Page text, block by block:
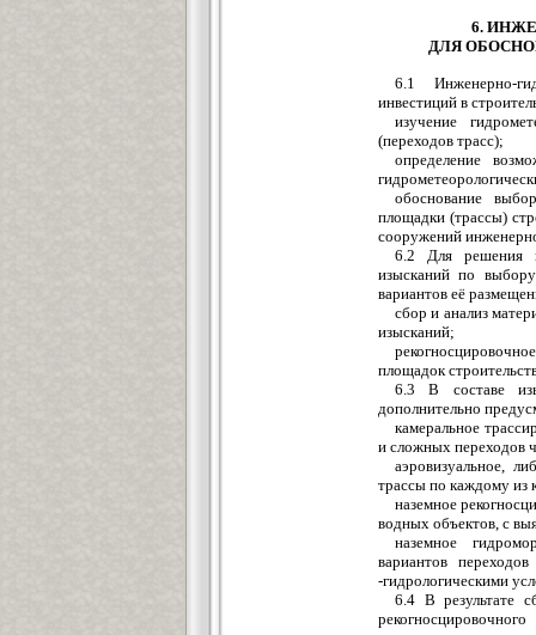
6.
ДЛЯ
6.1 Инженерно-
инвестиций в
изучение
(переходов трасс);
определение
обоснование
площадки (трассы)
сооружений
6.2 Для решения
изысканий по
вариантов её
сбор и анализ
изысканий;
площадок
6.3 В составе
дополнительно
камеральное
и сложных переходов
аэровизуальное,
трассы по каждому из
наземное
водных объектов, с
наземное
вариантов
-гидрологическими
6.4 В результате